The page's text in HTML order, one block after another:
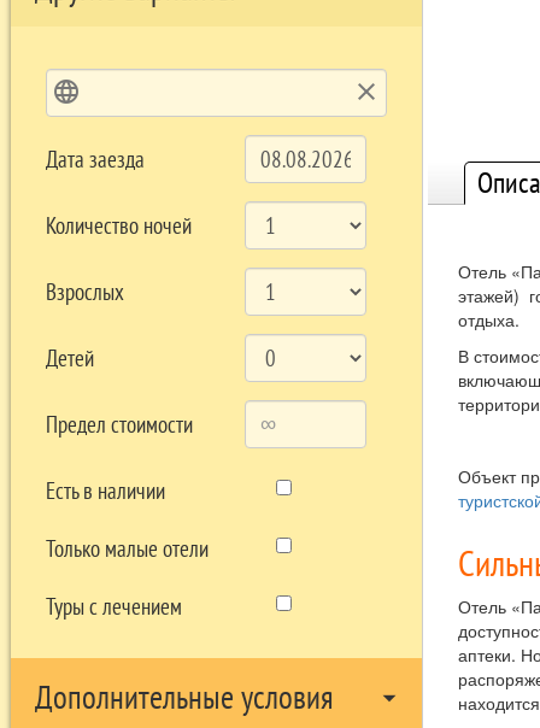
language clear
Дата заезда
Количество ночей
Взрослых
Детей
Предел стоимости
Есть в наличии
Только малые отели
Туры с лечением
Дополнительные условия arrow_drop_down
Отель
этажей)
отдыха.
В
Объект
Отель
аптеки.